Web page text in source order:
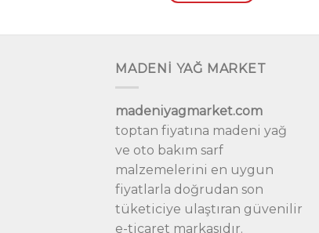
MADENİ YAĞ MARKET
madeniyagmarket.com
toptan fiyatına madeni yağ
ve oto bakım sarf
malzemelerini en uygun
fiyatlarla doğrudan son
tüketiciye ulaştıran güvenilir
e-ticaret markasıdır.